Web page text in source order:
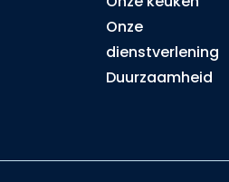
Onze
dienstverlening
Duurzaamheid